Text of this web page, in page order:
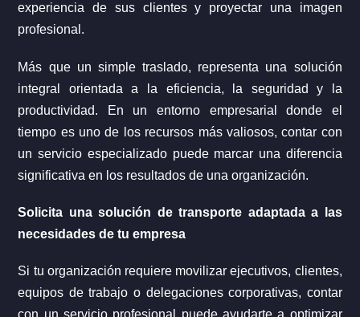
experiencia de sus clientes y proyectar una imagen
profesional.
Más que un simple traslado, representa una solución
integral orientada a la eficiencia, la seguridad y la
productividad. En un entorno empresarial donde el
tiempo es uno de los recursos más valiosos, contar con
un servicio especializado puede marcar una diferencia
significativa en los resultados de una organización.
Solicita una solución de transporte adaptada a las
necesidades de tu empresa
Si tu organización requiere movilizar ejecutivos, clientes,
equipos de trabajo o delegaciones corporativas, contar
con un servicio profesional puede ayudarte a optimizar